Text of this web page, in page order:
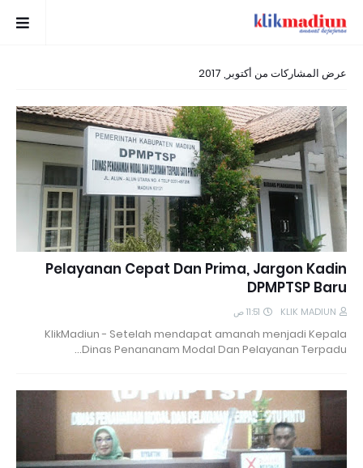
عرض المشاركات من أكتوبر, 2017
Pelayanan Cepat Dan Prima, Jargon Kadin
DPMPTSP Baru
KLIK MADIUN 11:51 ص
KlikMadiun - Setelah mendapat amanah menjadi Kepala
Dinas Penananam Modal Dan Pelayanan Terpadu…